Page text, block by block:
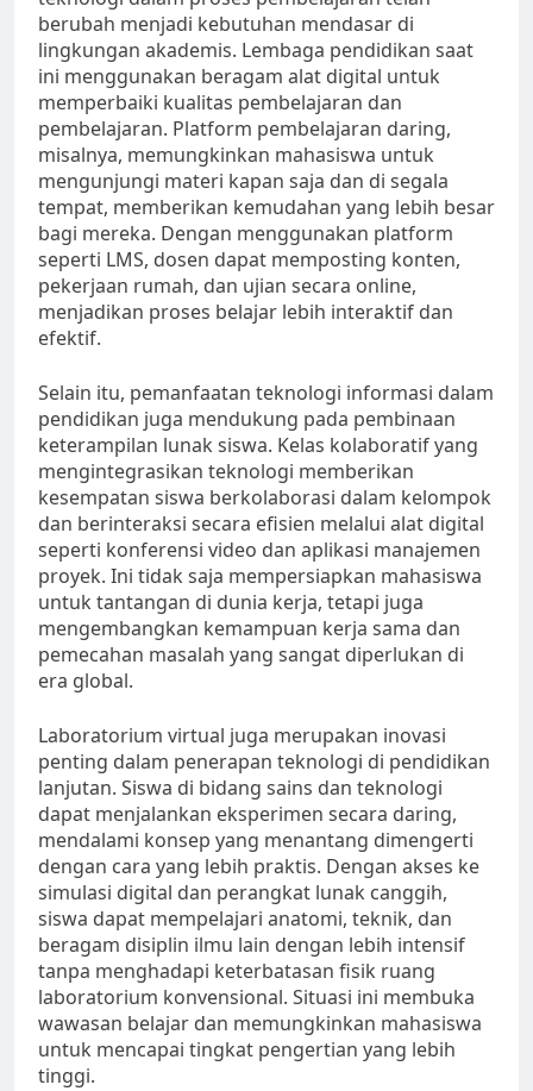
berubah menjadi kebutuhan mendasar di
lingkungan akademis. Lembaga pendidikan saat
ini menggunakan beragam alat digital untuk
memperbaiki kualitas pembelajaran dan
pembelajaran. Platform pembelajaran daring,
misalnya, memungkinkan mahasiswa untuk
mengunjungi materi kapan saja dan di segala
tempat, memberikan kemudahan yang lebih besar
bagi mereka. Dengan menggunakan platform
seperti LMS, dosen dapat memposting konten,
pekerjaan rumah, dan ujian secara online,
menjadikan proses belajar lebih interaktif dan
efektif.
Selain itu, pemanfaatan teknologi informasi dalam
pendidikan juga mendukung pada pembinaan
keterampilan lunak siswa. Kelas kolaboratif yang
mengintegrasikan teknologi memberikan
kesempatan siswa berkolaborasi dalam kelompok
dan berinteraksi secara efisien melalui alat digital
seperti konferensi video dan aplikasi manajemen
proyek. Ini tidak saja mempersiapkan mahasiswa
untuk tantangan di dunia kerja, tetapi juga
mengembangkan kemampuan kerja sama dan
pemecahan masalah yang sangat diperlukan di
era global.
Laboratorium virtual juga merupakan inovasi
penting dalam penerapan teknologi di pendidikan
lanjutan. Siswa di bidang sains dan teknologi
dapat menjalankan eksperimen secara daring,
mendalami konsep yang menantang dimengerti
dengan cara yang lebih praktis. Dengan akses ke
simulasi digital dan perangkat lunak canggih,
siswa dapat mempelajari anatomi, teknik, dan
beragam disiplin ilmu lain dengan lebih intensif
tanpa menghadapi keterbatasan fisik ruang
laboratorium konvensional. Situasi ini membuka
wawasan belajar dan memungkinkan mahasiswa
untuk mencapai tingkat pengertian yang lebih
tinggi.